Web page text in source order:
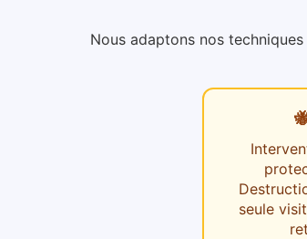
Nous adaptons nos
seule